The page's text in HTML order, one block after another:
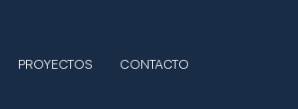
PROYECTOS CONTACTO